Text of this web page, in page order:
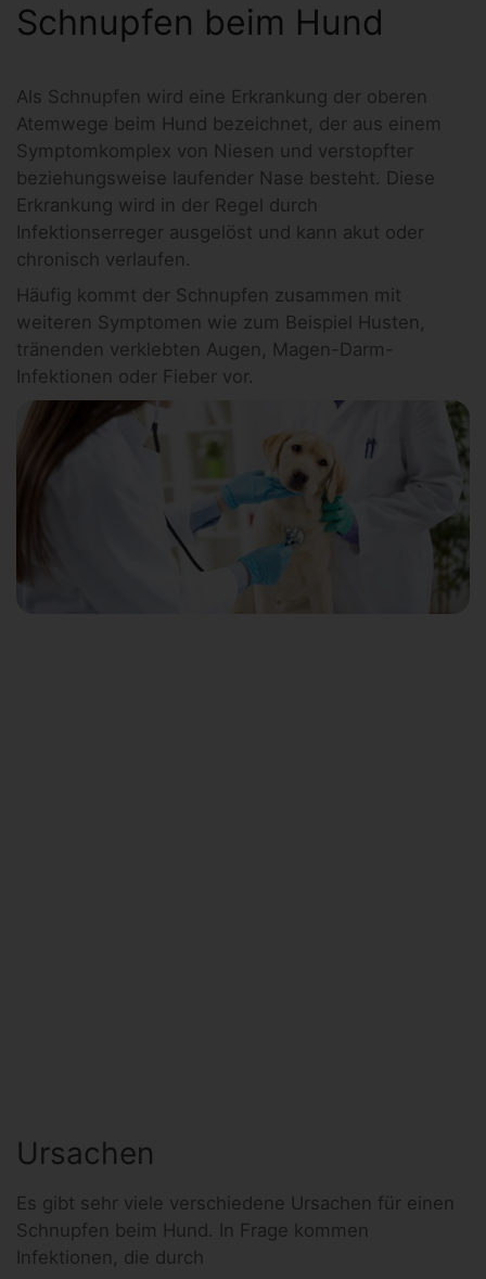
Schnupfen beim Hund
Als Schnupfen wird eine Erkrankung der oberen
Atemwege beim Hund bezeichnet, der aus einem
Symptomkomplex von Niesen und verstopfter
beziehungsweise laufender Nase besteht. Diese
Erkrankung wird in der Regel durch
Infektionserreger ausgelöst und kann akut oder
chronisch verlaufen.
Häufig kommt der Schnupfen zusammen mit
weiteren Symptomen wie zum Beispiel Husten,
tränenden verklebten Augen, Magen-Darm-
Infektionen oder Fieber vor.
Ursachen
Es gibt sehr viele verschiedene Ursachen für einen
Schnupfen beim Hund. In Frage kommen
Infektionen, die durch